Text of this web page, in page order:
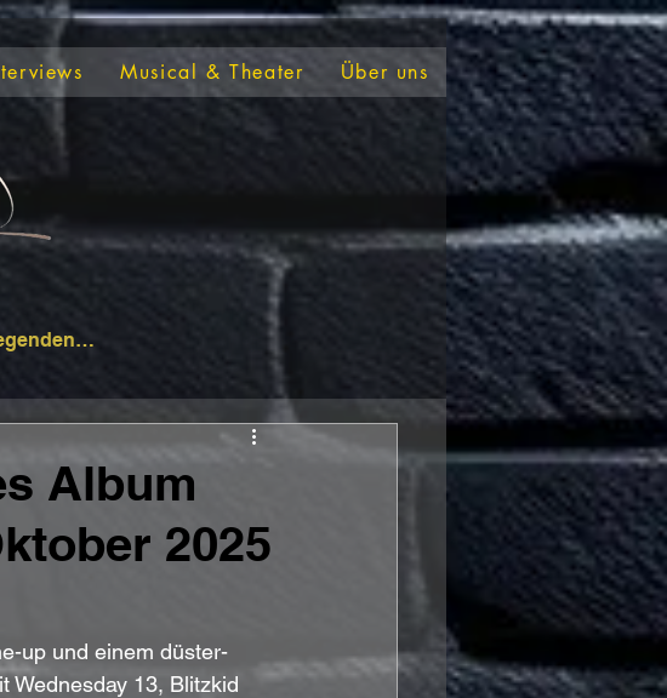
Musical & Theater Über uns
Album
2025
up und einem düster-
Wednesday 13, Blitzkid